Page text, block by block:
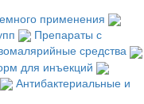
применения
Препараты с
средства
для инъекций
Антибактериальные и